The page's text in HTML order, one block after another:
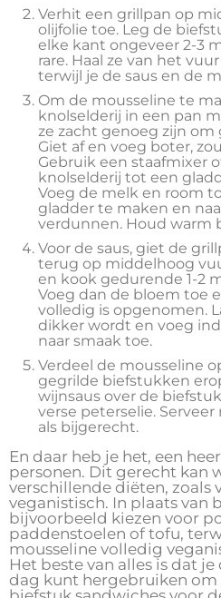
Verhit een grillpan op
olijfolie toe. Leg de
elke kant ongeveer 2-3
rare. Haal ze van het
terwijl je de saus en de
Om de mousseline te
knolselderij in een pan
ze zacht genoeg zijn
Giet af en voeg boter,
Gebruik een staafmixer
knolselderij tot een
Voeg de melk en room
gladder te maken en
verdunnen. Houd warm
Voor de saus, giet de
terug op middelhoog
en kook gedurende 1-2
Voeg dan de bloem toe
volledig is opgenomen.
dikker wordt en voeg
naar smaak toe.
Verdeel de mousseline
gegrilde biefstukken
wijnsaus over de
verse peterselie.
als bijgerecht.
En daar heb je het, een
personen. Dit gerecht kan
verschillende diëten, zoals
veganistisch. In plaats van
bijvoorbeeld kiezen voor
paddenstoelen of tofu,
mousseline volledig
Het beste van alles is dat
dag kunt hergebruiken